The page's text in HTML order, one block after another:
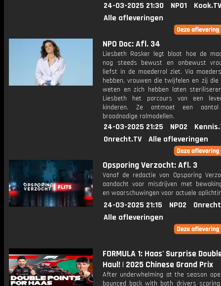
24-03-2025 21:30 NPO1
Kook.TV
Alle afleveringen
NPO Doc: Afl. 34
Liesbeth Rasker legt bloot hoe de
nog steeds bewust en onbewust
liefst in de moederrol ziet. Via
hebben, vrouwen die twijfelen en zij die
weten en zich hebben laten
Liesbeth het parcours van een
kinderen. Ze ontmoet een aantal
broodnodige rolmodellen.
24-03-2025 21:25 NPO2
Onrecht.TV
Alle afleveringen
Opsporing Verzocht: Afl. 3
Vanaf de redactie van Opsporing
aandacht voor misdrijven met
en waarschuwingen voor actuele
24-03-2025 21:15 NPO2
Alle afleveringen
FORMULA 1: Haas' Surprise
Haul! | 2025 Chinese Grand Prix
After underwhelming at the season
bounced back with both drivers